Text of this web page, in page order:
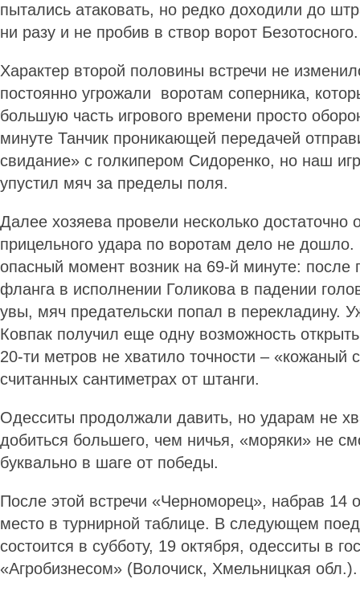
пытались атаковать, но редко доходили до
ни разу и не пробив в створ ворот
Характер второй половины встречи не
постоянно угрожали воротам соперника,
большую часть игрового времени просто
минуте Танчик проникающей передачей
свидание» с голкипером Сидоренко, но наш
упустил мяч за пределы поля.
Далее хозяева провели несколько достаточно
прицельного удара по воротам дело не
опасный момент возник на 69-й минуте: после
фланга в исполнении Голикова в падении
увы, мяч предательски попал в перекладину.
Ковпак получил еще одну возможность
20-ти метров не хватило точности – «кожаный
считанных сантиметрах от штанги.
Одесситы продолжали давить, но ударам не
добиться большего, чем ничья, «моряки» не
буквально в шаге от победы.
После этой встречи «Черно­морец», набрав 14
место в турнирной таблице. В следующем
состоится в субботу, 19 октября, одесситы в
«Агробизнесом» (Волочиск, Хмельницкая обл.).